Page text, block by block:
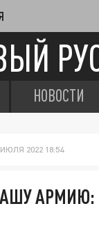
НОВОСТИ
ИЮЛЯ 2022 18:54
АРМИЮ: